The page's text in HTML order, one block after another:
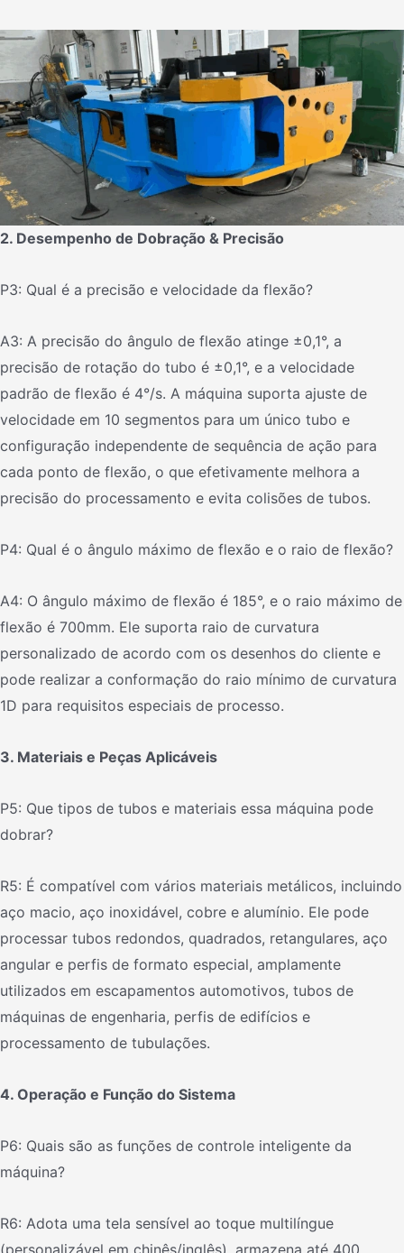
2. Desempenho de Dobração & Precisão
P3: Qual é a precisão e velocidade da flexão?
A3: A precisão do ângulo de flexão atinge ±0,1°, a
precisão de rotação do tubo é ±0,1°, e a velocidade
padrão de flexão é 4°/s. A máquina suporta ajuste de
velocidade em 10 segmentos para um único tubo e
configuração independente de sequência de ação para
cada ponto de flexão, o que efetivamente melhora a
precisão do processamento e evita colisões de tubos.
P4: Qual é o ângulo máximo de flexão e o raio de flexão?
A4: O ângulo máximo de flexão é 185°, e o raio máximo de
flexão é 700mm. Ele suporta raio de curvatura
personalizado de acordo com os desenhos do cliente e
pode realizar a conformação do raio mínimo de curvatura
1D para requisitos especiais de processo.
3. Materiais e Peças Aplicáveis
P5: Que tipos de tubos e materiais essa máquina pode
dobrar?
R5: É compatível com vários materiais metálicos, incluindo
aço macio, aço inoxidável, cobre e alumínio. Ele pode
processar tubos redondos, quadrados, retangulares, aço
angular e perfis de formato especial, amplamente
utilizados em escapamentos automotivos, tubos de
máquinas de engenharia, perfis de edifícios e
processamento de tubulações.
4. Operação e Função do Sistema
P6: Quais são as funções de controle inteligente da
máquina?
R6: Adota uma tela sensível ao toque multilíngue
(personalizável em chinês/inglês), armazena até 400